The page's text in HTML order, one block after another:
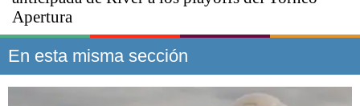
Apertura
En esta misma sección